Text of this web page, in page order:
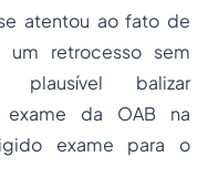
atentou ao fato de
retrocesso sem
plausível balizar
exame da OAB na
exame para o